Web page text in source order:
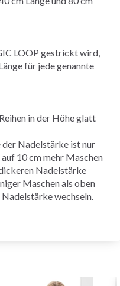
LOOP gestrickt wird,
für jede genannte
Reihen in der Höheglatt
Nadelstärke ist nur
10 cm mehr Maschen
Nadelstärke
Maschen als oben
wechseln.